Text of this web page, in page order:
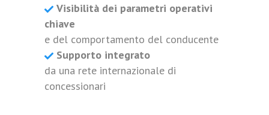
Visibilità dei parametri operativi
chiave
e del comportamento del conducente
Supporto integrato
da una rete internazionale di
concessionari